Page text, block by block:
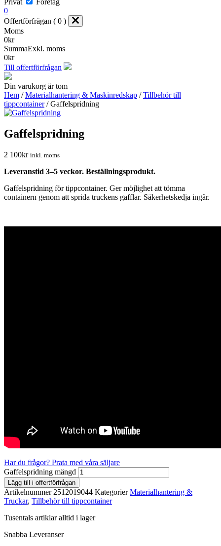
Privat
Företag
0
Offertförfrågan ( 0 )
Moms
0kr
SummaExkl. moms
0kr
Till offertförfrågan
Din varukorg är tom
Hem /Materialhantering & Maskinredskap /Tillbehör till
tippcontainer/ Gaffelspridning
Gaffelspridning
2 100kr inkl. moms
Leveranstid 3–5 veckor. Beställningsprodukt.
Gaffelspridning för tippcontainer. Ger möjlighet att tömma
containern genom att sprida truckens gafflar. Säkerhetskedja ingår.
Har du frågor? Prata med våra säljare
Gaffelspridning mängd
Lägg till i offertförfrågan
Artikelnummer 2512019044 Kategorier Materialhantering &
Truckar, Tillbehör till tippcontainer
Tusentals artiklar alltid i lager
Snabba Leveranser